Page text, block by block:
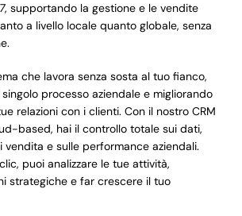
, supportando la gestione e le vendite
a livello locale quanto globale, senza
che lavora senza sosta al tuo fianco,
processo aziendale e migliorando
relazioni con i clienti. Con il nostro CRM
based, hai il controllo totale sui dati,
e sulle performance aziendali.
puoi analizzare le tue attività,
strategiche e far crescere il tuo